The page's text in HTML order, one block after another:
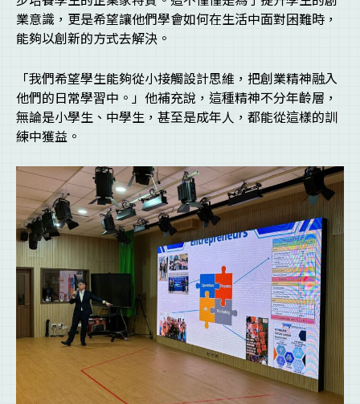
業意識，更是希望讓他們學會如何在生活中面對困難時，
能夠以創新的方式去解決。
「我們希望學生能夠從小接觸設計思維，把創業精神融入
他們的日常學習中。」他補充說，這種精神不分年齡層，
無論是小學生、中學生，甚至是成年人，都能從這樣的訓
練中獲益。